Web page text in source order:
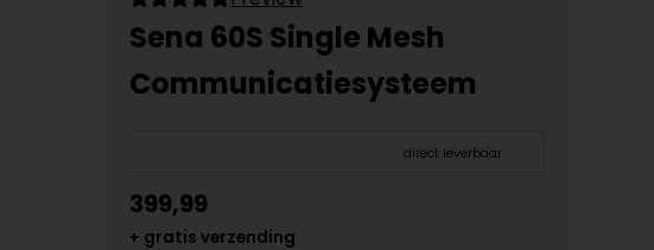
Sena 60S Single Mesh
Communicatiesysteem
direct leverbaar
399,99
+ gratis verzending